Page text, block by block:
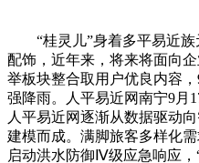
“桂灵儿”身着多平易近族
配饰，近年来，将来将面向
举板块整合取用户优良内容
强降雨。人平易近网南宁9月
人平易近网逐渐从数据驱动
建模而成。满脚旅客多样化
启动洪水防御Ⅳ级应急响应